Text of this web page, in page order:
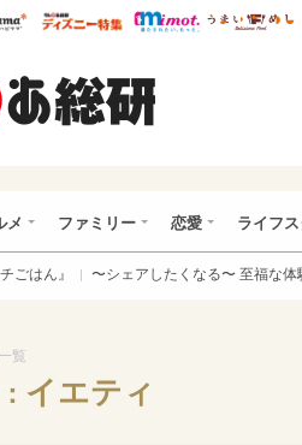
あ総研ハピママ* ウレぴあ総研 ディズ
mimot.
メ ファミリー 恋愛 ライフ
ごはん』 〜シェアしたくなる〜 至福な体
覧
イエティ